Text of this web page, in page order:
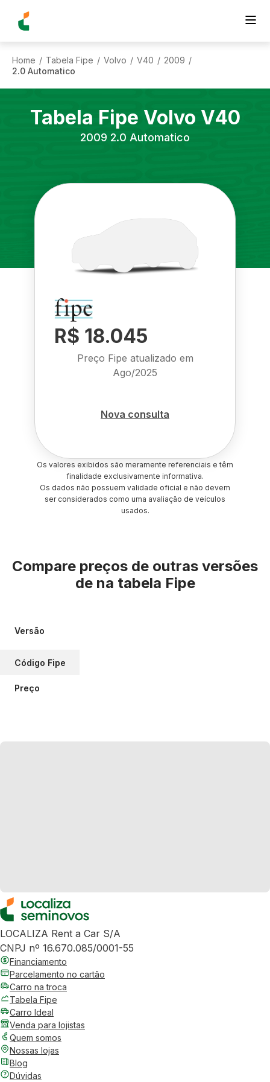
Home / Tabela Fipe / Volvo / V40 / 2009 /
2.0 Automatico
Tabela Fipe Volvo V40
2009 2.0 Automatico
R$ 18.045
Preço Fipe atualizado em
Ago/2025
Nova consulta
Os valores exibidos são meramente referenciais e têm
finalidade exclusivamente informativa.
Os dados não possuem validade oficial e não devem
ser considerados como uma avaliação de veículos
usados.
Compare preços de outras versões
de na tabela Fipe
Versão
Código Fipe
Preço
LOCALIZA Rent a Car S/A
CNPJ nº 16.670.085/0001-55
Financiamento
Parcelamento no cartão
Carro na troca
Tabela Fipe
Carro Ideal
Venda para lojistas
Quem somos
Nossas lojas
Blog
Dúvidas